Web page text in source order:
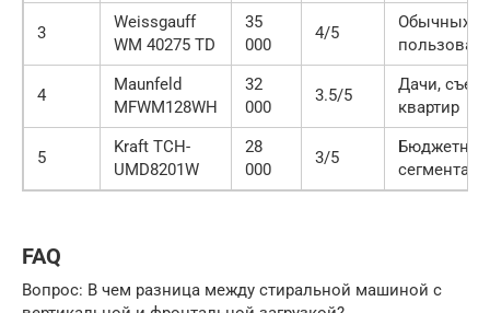
3
Weissgauff
WM 40275 TD
35
000
4/5
Обычных
4
Maunfeld
MFWM128WH
32
000
3.5/5
Дачи,
квартир
5
Kraft TCH-
UMD8201W
28
000
3/5
сегмента
FAQ
Вопрос: В чем разница между стиральной машиной с